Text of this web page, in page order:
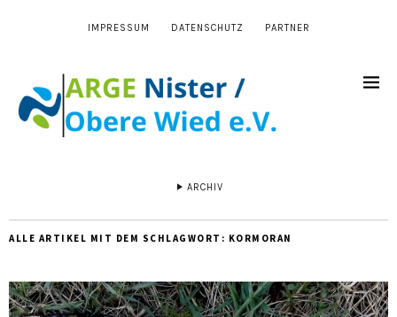
IMPRESSUM DATENSCHUTZ PARTNER
ARCHIV
ALLE ARTIKEL MIT DEM SCHLAGWORT: KORMORAN